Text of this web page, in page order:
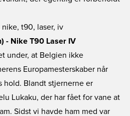
- Nike T90 Laser IV
under, at Belgien ikke
Europamesterskaber når
hold. Blandt stjernerne er
Lukaku, der har fået for vane at
Sidst vi havde ham med var